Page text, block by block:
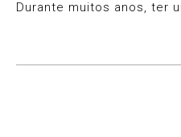
Durante muitos anos, ter